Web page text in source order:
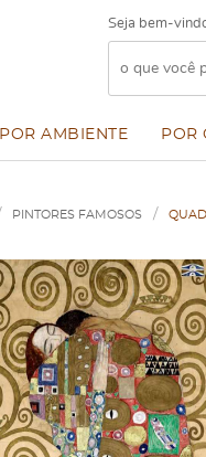
Seja bem-
POR AMBIENTE POR
PINTORES FAMOSOS